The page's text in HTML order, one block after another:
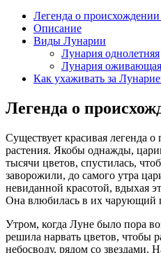
Легенда о
Описание
Виды Лунарии
Лунария однолетняя
Лунария оживающая
Как ухаживать за
Легенда о
Существует красивая легенда
растения. Якобы однажды,
тысячи цветов, спустилась,
заворожили, до самого утра
невиданной красотой, вдыхая
Она влюбилась в их чарующий
Утром, когда Луне было пора
решила нарвать цветов, чтобы
небосводу, рядом со звездами.